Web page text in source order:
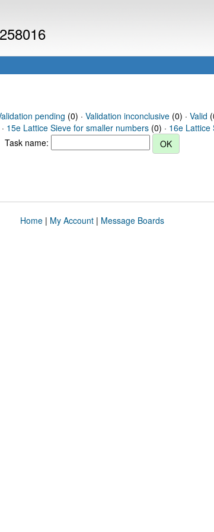
pending (0) · Validation inconclusive(0) · Valid
15e Lattice Sieve for smaller numbers (0) · 16e Lattice
Task name:
Home| My Account| Message Boards